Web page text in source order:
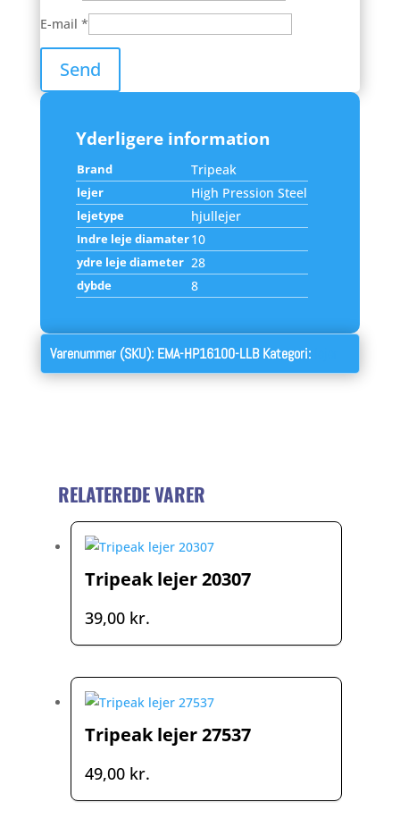
E-mail *
Yderligere information
Brand Tripeak
lejer High Pression Steel
lejetype hjullejer
Indre leje diamater10
ydre leje diameter 28
dybde 8
Varenummer (SKU): EMA-HP16100-LLB Kategori:
RELATEREDE VARER
Tripeak lejer 20307
39,00 kr.
Tripeak lejer 27537
49,00 kr.